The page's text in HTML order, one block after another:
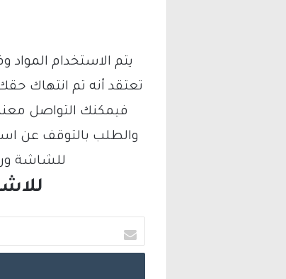
تعتقد أنه تم انتهاك
والطلب بالتوقف عن
للشاشة
د